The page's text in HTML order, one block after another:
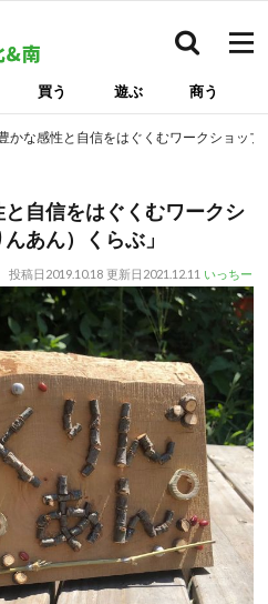
買う 遊ぶ 商う
かな感性と自信をはぐくむワークショッ
自信をはぐくむワークシ
あん）くらぶ」
投稿日 2019.10.18 更新日 2021.12.11 いっちー